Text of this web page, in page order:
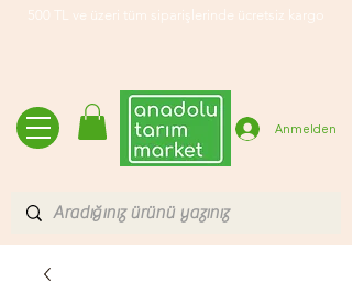
500 TL ve üzeri tüm siparişlerinde ücretsiz kargo
Anmelden